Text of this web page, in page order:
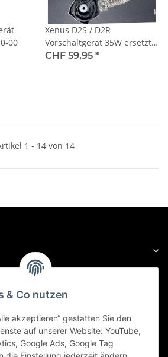
00
Xenus D2S / D2R
Vorschaltgerät 35W ersetzt
DENSO-KOITO
CHF 59,95 *
1 - 14 von 14
& Co nutzen
akzeptieren“ gestatten Sie den
auf unserer Website: YouTube,
Google Ads, Google Tag